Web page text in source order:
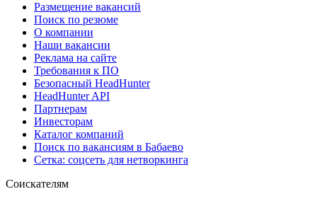
Размещение вакансий
Поиск по резюме
О компании
Наши вакансии
Реклама на сайте
Требования к ПО
Безопасный HeadHunter
HeadHunter API
Партнерам
Инвесторам
Каталог компаний
Поиск по вакансиям в Бабаево
Сетка: соцсеть для нетворкинга
Соискателям